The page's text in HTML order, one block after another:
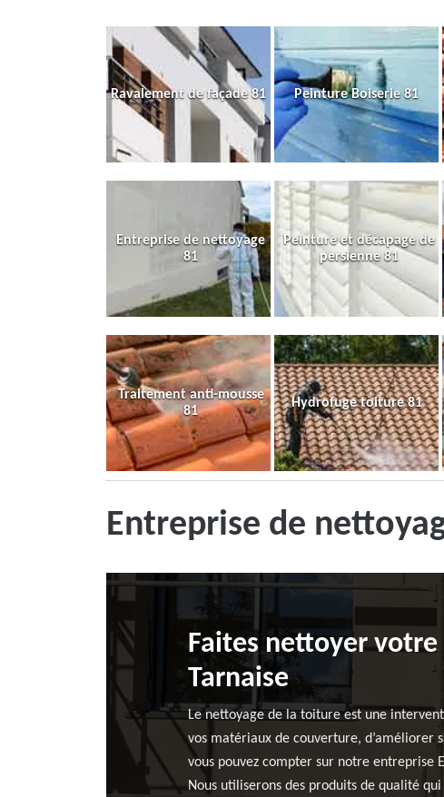
Ravalement de façade 81 Peinture Boiserie 81
Entreprise de nettoyage
81
Peinture et décapage de
persienne 81
Traitement anti-mousse
81
Hydrofuge toiture 81
Entreprise de
Faites nettoyer
Tarnaise
Le nettoyage de la toiture est une
vos matériaux de couverture, d’améliorer
vous pouvez compter sur notre entreprise
Nous utiliserons des produits de qualité